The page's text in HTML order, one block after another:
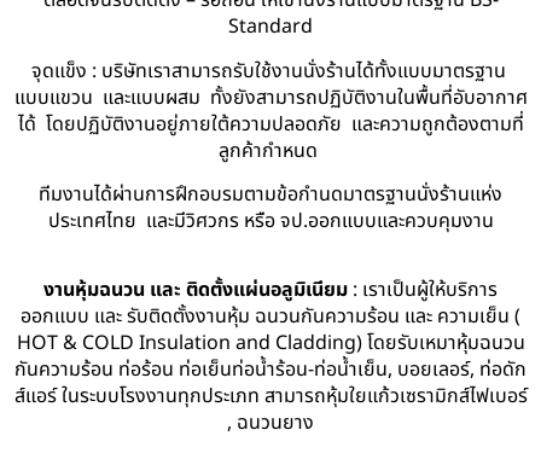
Standard
จุดแข็ง : บริษัทเราสามารถรับใช้งานนั่งร้านได้ทั้งแบบมาตรฐาน
แบบแขวน และแบบผสม ทั้งยังสามารถปฏิบัติงานในพื้นที่อับอากาศ
ได้ โดยปฏิบัติงานอยู่ภายใต้ความปลอดภัย และความถูกต้องตามที่
ลูกค้ากำหนด
ทีมงานได้ผ่านการฝึกอบรมตามข้อกำนดมาตรฐานนั่งร้านแห่ง
ประเทศไทย และมีวิศวกร หรือ จป.ออกแบบและควบคุมงาน
งานหุ้มฉนวน และ ติดตั้งแผ่นอลูมิเนียม : เราเป็นผู้ให้บริการ
ออกแบบ และ รับติดตั้งงานหุ้ม ฉนวนกันความร้อน และ ความเย็น (
HOT & COLD Insulation and Cladding) โดยรับเหมาหุ้มฉนวน
กันความร้อน ท่อร้อน ท่อเย็นท่อน้ำร้อน-ท่อน้ำเย็น, บอยเลอร์, ท่อดัก
ส์แอร์ ในระบบโรงงานทุกประเภท สามารถหุ้มใยแก้วเซรามิกส์ไฟเบอร์
, ฉนวนยาง